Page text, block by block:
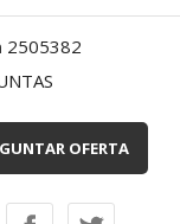
2505382
OFERTA